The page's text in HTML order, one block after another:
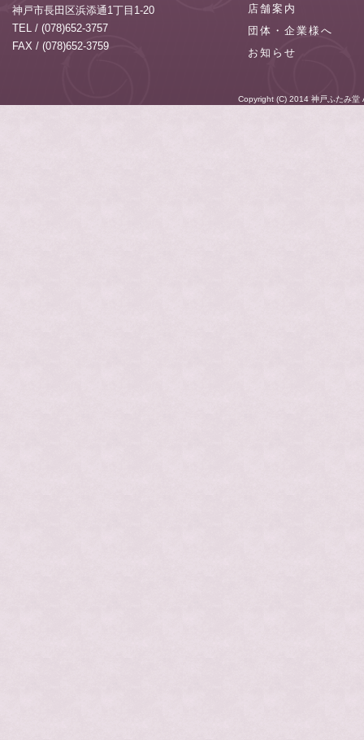
神戸市長田区浜添通1丁目1-20
TEL / (078)652-3757
FAX / (078)652-3759
店舗案内
団体・企業様へ
お知らせ
Copyright (C) 2014神戸ふたみ堂